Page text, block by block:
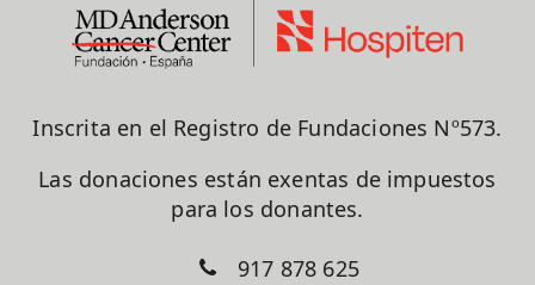
Inscrita en el Registro de Fundaciones Nº573.
Las donaciones están exentas de impuestos
para los donantes.
917 878 625